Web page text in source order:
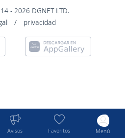
Avisos Favoritos Menú
- 2026 DGNET LTD.
/ privacidad